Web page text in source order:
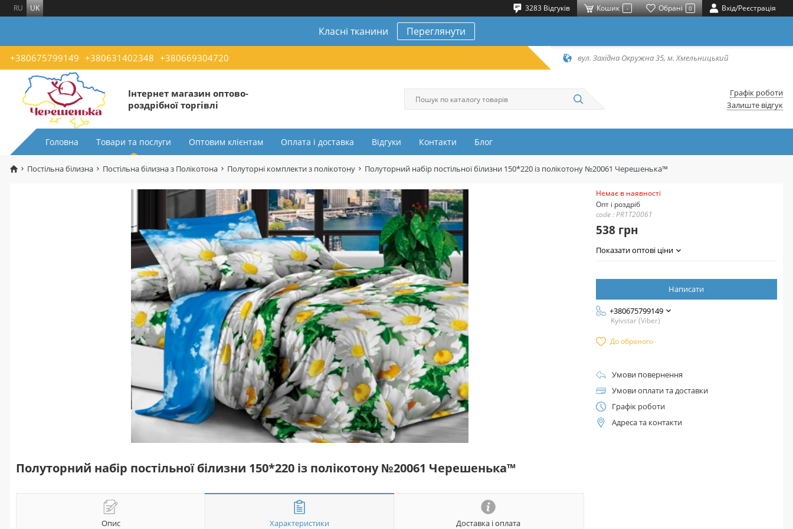
RU UK 3283 Відгуків Кошик - Обрані 0 Вхід/Реєстрація
Класні тканини Переглянути
+380675799149 +380631402348 +380669304720 вул. Західна Окружна 35, м. Хмельницький
Інтернет магазин оптово-
роздрібної торгівлі
Графік роботи
Залиште відгук
Головна Товари та послуги Оптовим клієнтам Оплата і доставка Відгуки Контакти Блог
Постільна білизна Постільна білизна з Полікотона Полуторні комплекти з полікотону Полуторний набір постільної білизни 150*220 із полікотону №20061 Черешенька™
Полуторний набір постільної білизни 150*220 із полікотону №20061 Черешенька™
Опис Характеристики Доставка і оплата
Немає в наявності
Опт і роздріб
code : PR1T20061
538 грн
Показати оптові ціни
Написати
+380675799149
Kyivstar (Viber)
До обраного
Умови повернення
Умови оплати та доставки
Графік роботи
Адреса та контакти